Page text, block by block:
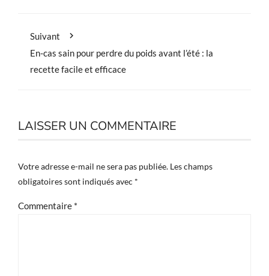
Suivant
En-cas sain pour perdre du poids avant l’été : la
recette facile et efficace
LAISSER UN COMMENTAIRE
Votre adresse e-mail ne sera pas publiée. Les champs
obligatoires sont indiqués avec *
Commentaire *